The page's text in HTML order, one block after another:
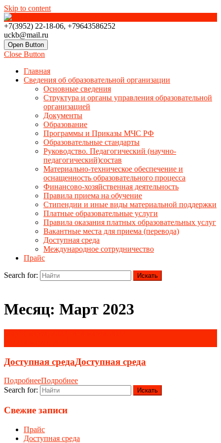
Skip to content
+7(3952) 22-18-06, +79643586252
uckb@mail.ru
Open Button
Close Button
Главная
Сведения об образовательной организации
Основные сведения
Структура и органы управления образовательной
организацией
Документы
Образование
Программы и Приказы МЧС РФ
Образовательные стандарты
Руководство. Педагогический (научно-
педагогический)состав
Материально-техническое обеспечение и
оснащенность образовательного процесса
Финансово-хозяйственная деятельность
Правила приема на обучение
Стипендии и иные виды материальной поддержки
Платные образовательные услуги
Правила оказания платных образовательных услуг
Вакантные места для приема (перевода)
Доступная среда
Международное сотрудничество
Прайс
Search for:
Месяц: Март 2023
Доступная средаДоступная среда
ПодробнееПодробнее
Search for:
Свежие записи
Прайс
Доступная среда